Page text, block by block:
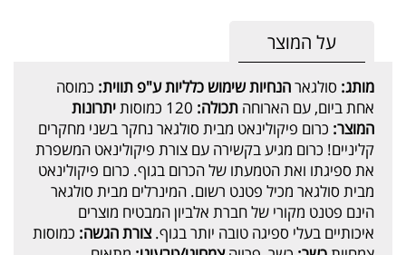
על המוצר
מותג: סולגארהנחיות שימוש כלליות ע"פ תווית: כמוסה
אחת ביום, עם הארוחה תכולה:
יתרונות
המוצר: כרום פיקולינאט מבית סולגאר נחקר בשני מחקרים
קליניים! כרום מגיע בקשירה עם צורת פיקולינאט המשפרת
את ספיגתו ואת הטמעתו של הכרום בגוף. כרום פיקולינאט
מבית סולגאר מכיל פטנט רשום. המינרלים מבית סולגאר
הינם פטנט מקורי של חברת אלביון המבטיח מוצרים
איכותיים בעלי ספיגה טובה יותר בגוף.צורת הגשה: כמוסות